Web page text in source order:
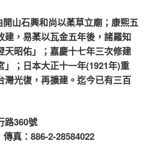
山石興和尚以葇草立廟；康熙五
建，易葇以瓦金五年後，諸羅知
天昭佑」；嘉慶十七年三次修建
；日本大正十一年(1921年)重
灣光復，再擴建。迄今已有三百
路360號
真：886-2-28584022